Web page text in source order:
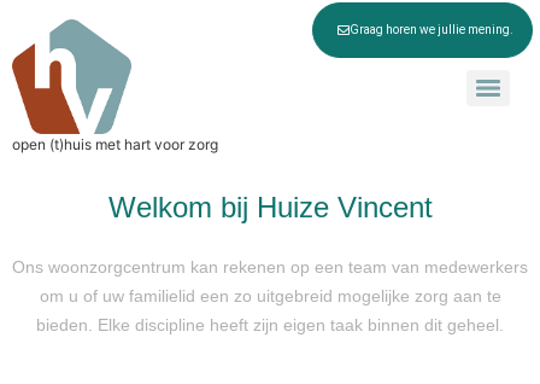
open (t)huis met hart voor zorg
Welkom bij Huize Vincent
Ons woonzorgcentrum kan rekenen op een team van medewerkers
om u of uw familielid een zo uitgebreid mogelijke zorg aan te
bieden. Elke discipline heeft zijn eigen taak binnen dit geheel.
Graag horen we jullie mening.